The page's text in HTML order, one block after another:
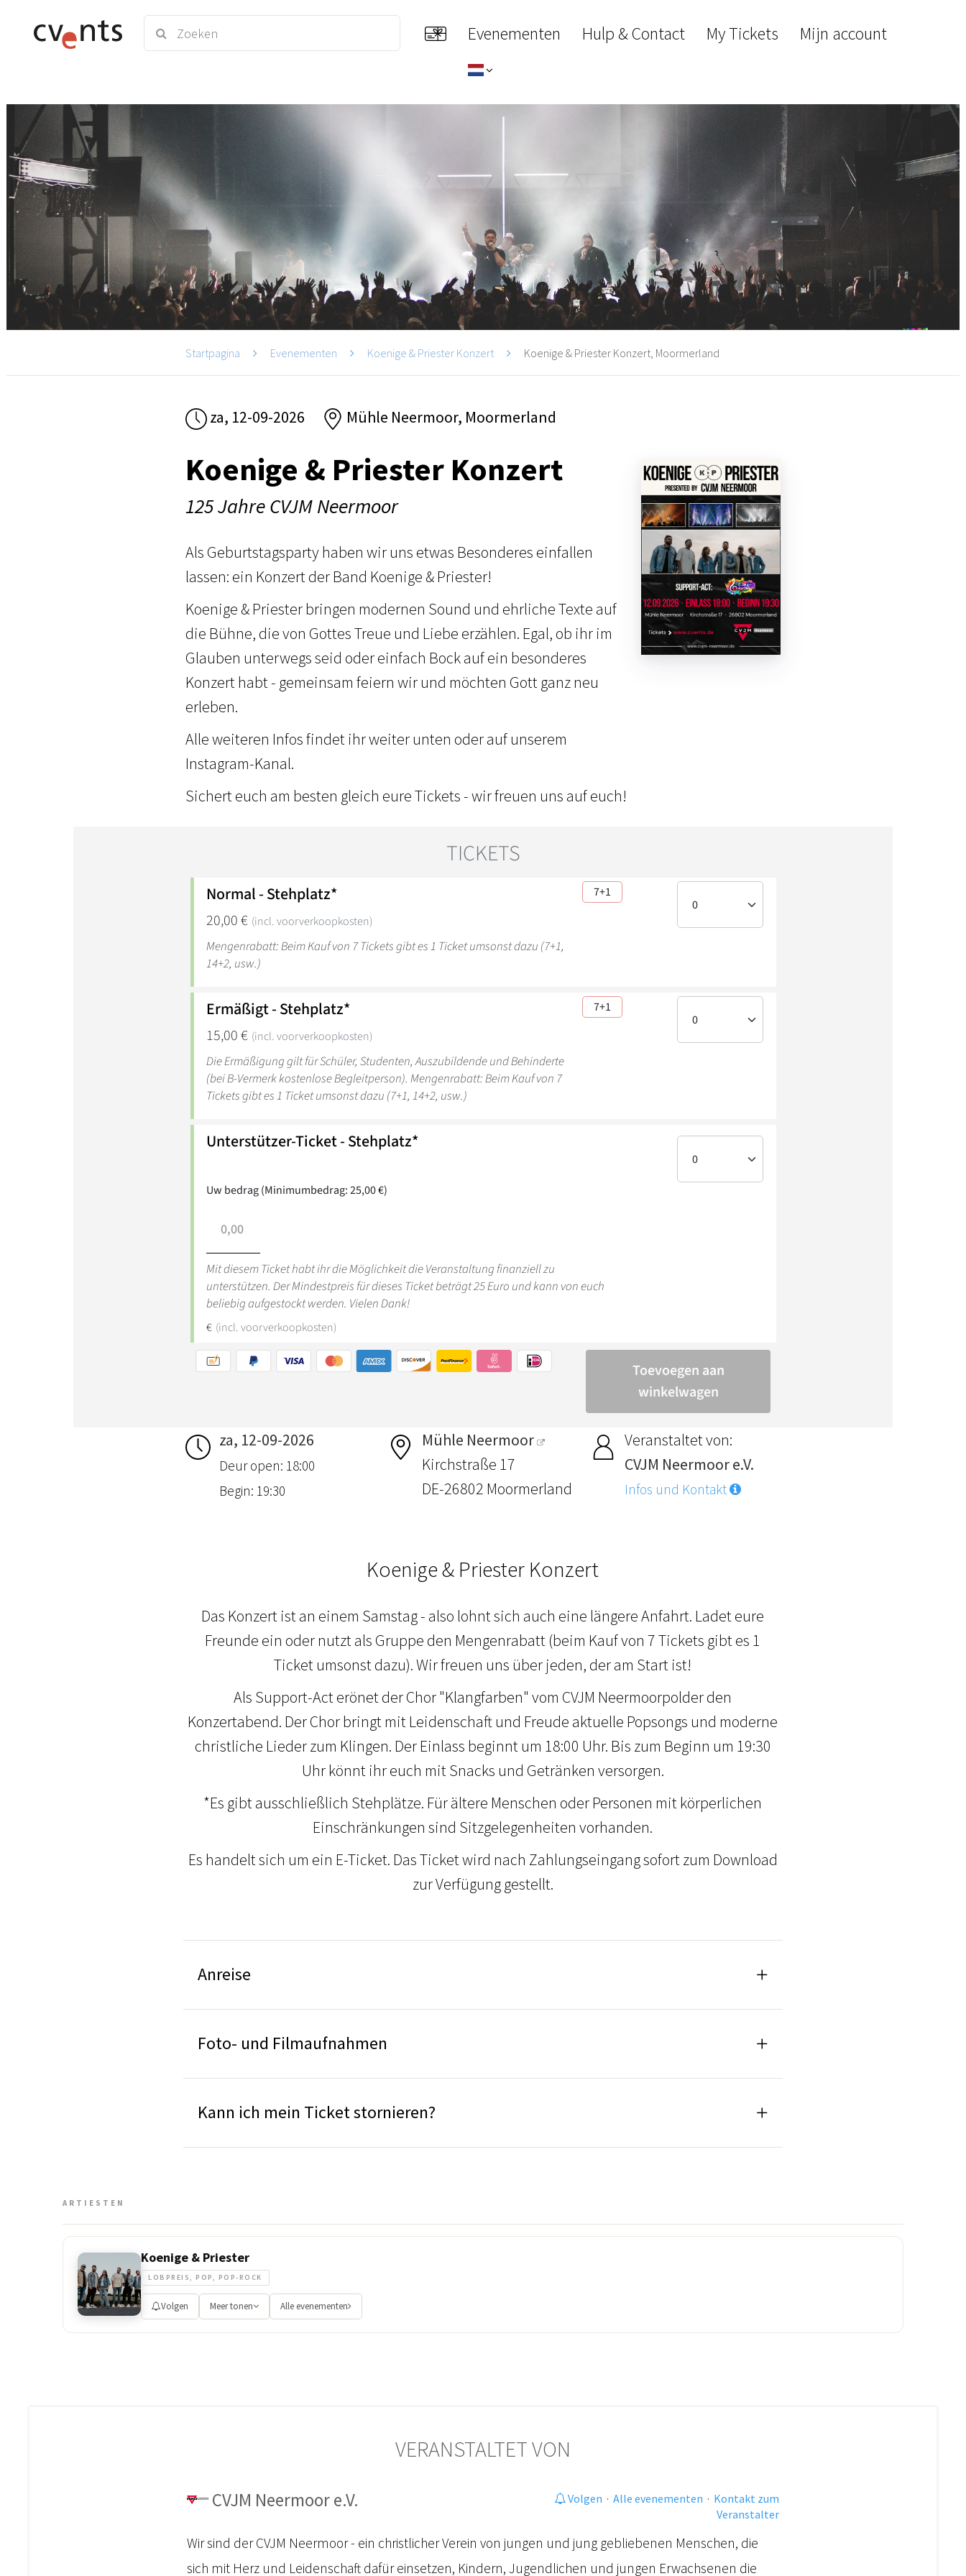
Evenementen Hulp & Contact My Tickets Mijn account
Startpagina Evenementen Koenige & Priester Konzert Koenige & Priester Konzert, Moormerland
za, 12-09-2026 Mühle Neermoor, Moormerland
Koenige & Priester Konzert
125 Jahre CVJM Neermoor
Als Geburtstagsparty haben wir uns etwas Besonderes einfallen
lassen: ein Konzert der Band Koenige & Priester!
Koenige & Priester bringen modernen Sound und ehrliche Texte auf
die Bühne, die von Gottes Treue und Liebe erzählen. Egal, ob ihr im
Glauben unterwegs seid oder einfach Bock auf ein besonderes
Konzert habt - gemeinsam feiern wir und möchten Gott ganz neu
erleben.
Alle weiteren Infos findet ihr weiter unten oder auf unserem
Instagram-Kanal.
Sichert euch am besten gleich eure Tickets - wir freuen uns auf euch!
za, 12-09-2026
Deur open: 18:00
Begin: 19:30
Mühle Neermoor
Kirchstraße 17
DE-26802 Moormerland
Veranstaltet von:
CVJM Neermoor e.V.
Infos und Kontakt
Koenige & Priester Konzert
Das Konzert ist an einem Samstag - also lohnt sich auch eine längere Anfahrt. Ladet eure
Freunde ein oder nutzt als Gruppe den Mengenrabatt (beim Kauf von 7 Tickets gibt es 1
Ticket umsonst dazu). Wir freuen uns über jeden, der am Start ist!
Als Support-Act eröffnet der Chor "Klangfarben" vom CVJM Neermoorpolder den
Konzertabend. Der Chor bringt mit Leidenschaft und Freude aktuelle Popsongs und moderne
christliche Lieder zum Klingen. Der Einlass beginnt um 18:00 Uhr. Bis zum Beginn um 19:30
Uhr könnt ihr euch mit Snacks und Getränken versorgen.
*Es gibt ausschließlich Stehplätze. Für ältere Menschen oder Personen mit körperlichen
Einschränkungen sind Sitzgelegenheiten vorhanden.
Es handelt sich um ein E-Ticket. Das Ticket wird nach Zahlungseingang sofort zum Download
zur Verfügung gestellt.
Anreise
Foto- und Filmaufnahmen
Kann ich mein Ticket stornieren?
ARTIESTEN
Koenige & Priester
LOBPREIS, POP, POP-ROCK
Volgen Meer tonen Alle evenementen
VERANSTALTET VON
CVJM Neermoor e.V. Volgen · Alle evenementen · Kontakt zum
Veranstalter
Wir sind der CVJM Neermoor - ein christlicher Verein von jungen und jung gebliebenen Menschen, die
sich mit Herz und Leidenschaft dafür einsetzen, Kindern, Jugendlichen und jungen Erwachsenen die